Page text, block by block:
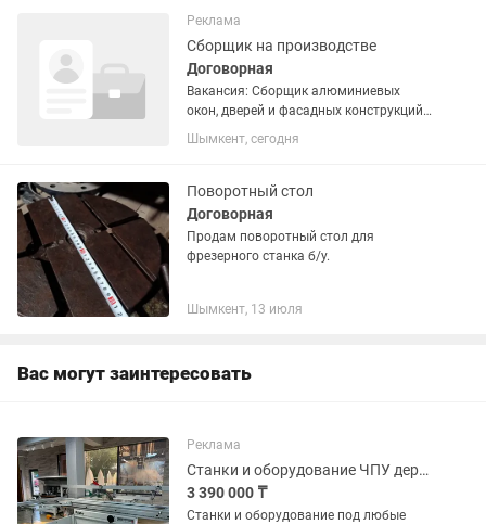
файлов к...
Реклама
Сборщик на производстве
Договорная
Вакансия: Сборщик алюминиевых
окон, дверей и фасадных конструкций
(с опытом) В стабильную и
развивающуюся компанию требуется
опытом работы. Обязанности: —
Сборка...
Шымкент, сегодня
Поворотный стол
Договорная
Продам поворотный стол для
фрезерного станка б/у.
Шымкент, 13 июля
Вас могут заинтересовать
Реклама
Станки и оборудование ЧПУ дерево, металл, пластик, алюминий
3 390 000 ₸
Станки и оборудование под любые